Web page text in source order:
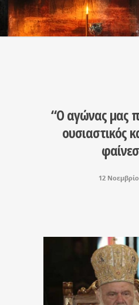
“Ο αγώνας μας
ουσιαστικός
12